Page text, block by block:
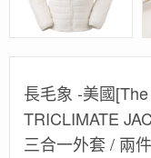
長毛象 -美國
TRICLIMATE
三合一外套 / 兩